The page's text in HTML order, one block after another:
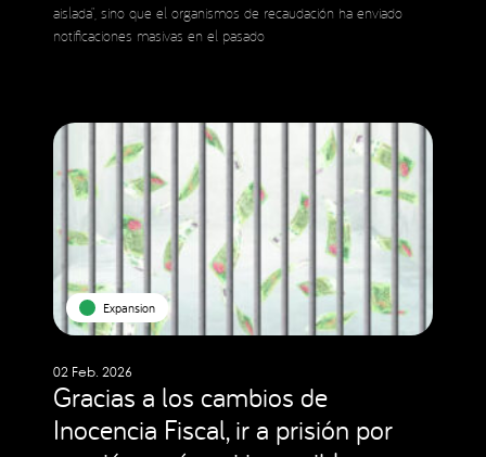
aislada”, sino que el organismos de recaudación ha enviado
notificaciones masivas en el pasado
Expansion
02 Feb. 2026
Gracias a los cambios de
Inocencia Fiscal, ir a prisión por